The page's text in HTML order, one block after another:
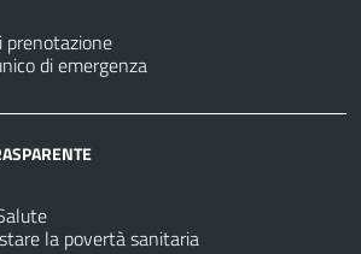
prenotazione
di emergenza
la povertà sanitaria